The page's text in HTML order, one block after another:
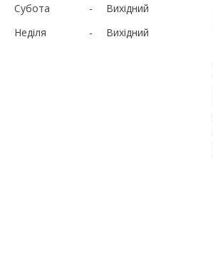
Субота
Вихідний
Неділя
Вихідний